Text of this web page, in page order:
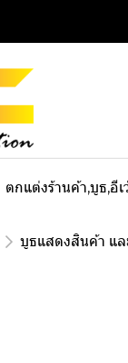
ตกแต่งร้านค้า,บูธ,อีเ
บูธแสดงสินค้า แ